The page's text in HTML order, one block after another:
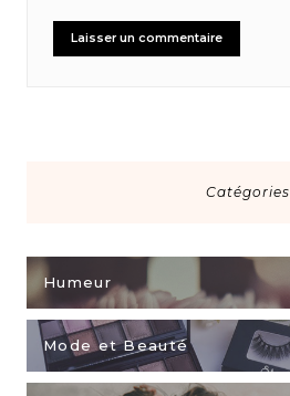
Catégories
Humeur
Mode et Beauté